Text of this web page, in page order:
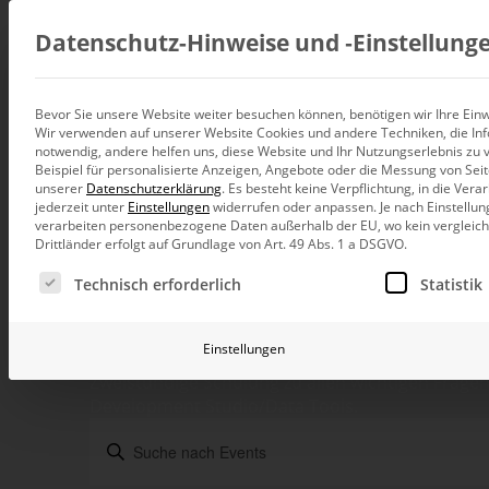
Beratung
Datenintegration
Individuelle Datenarchitektur-
BI und Analytics
Ganzheitliche Data-Analytics-
Planung, Forecasting und Simulation
Betrieb und
Veranstaltungen Modellierung
Modellierung
Zweistündige Schulung zu allen wichtigen
Veranstaltungen
Bitte
Schlüsselwort
Datenschutz-Hinweise und
Bevor Sie unsere Website weiter besuchen können, benötigen wir Ihre
Wir verwenden auf unserer Website Cookies und andere Techniken, die
notwendig, andere helfen uns, diese Website und Ihr Nutzungserlebnis zu
Beispiel für personalisierte Anzeigen, Angebote oder die Messung von
unserer Datenschutzerklärung. Es besteht keine Verpflichtung, in die
jederzeit unter Einstellungenwiderrufen oder anpassen. Je nach
verarbeiten personenbezogene Daten außerhalb der EU, wo kein
Drittländer erfolgt auf Grundlage von Art. 49 Abs. 1 a DSGVO.
Es folgt eine Liste der Service-Gruppen, für die eine
Technisch erforderlich Statistik
Einstellungen